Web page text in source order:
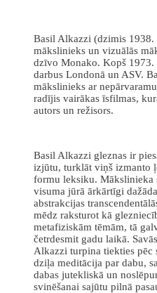
Basil Alkazzi (dzimis
mākslinieks un vizuālās
dzīvo Monako. Kopš 1973.
darbus Londonā un ASV.
mākslinieks ar
radījis vairākas īsfilmas,
autors un režisors.
Basil Alkazzi gleznas ir
izjūtu, turklāt viņš izmanto
formu leksiku. Mākslinieka
visuma jūrā ārkārtīgi
abstrakcijas
mēdz raksturot kā
metafiziskām tēmām, tā
četrdesmit gadu laikā.
Alkazzi turpina tiekties pēc
dziļa meditācija par dabu,
dabas jutekliskā un
svinēšanai sajūtu pilnā